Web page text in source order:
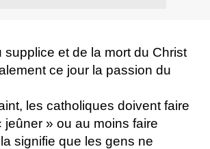
supplice et de la mort du Christ
ce jour la passion du
les catholiques doivent faire
jeûner » ou au moins faire
signifie que les gens ne